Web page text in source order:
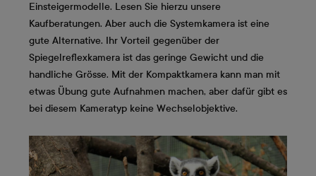
Einsteigermodelle. Lesen Sie hierzu unsere
Kaufberatungen. Aber auch die Systemkamera ist eine
gute Alternative. Ihr Vorteil gegenüber der
Spiegelreflexkamera ist das geringe Gewicht und die
handliche Grösse. Mit der Kompaktkamera kann man mit
etwas Übung gute Aufnahmen machen, aber dafür gibt es
bei diesem Kameratyp keine Wechselobjektive.